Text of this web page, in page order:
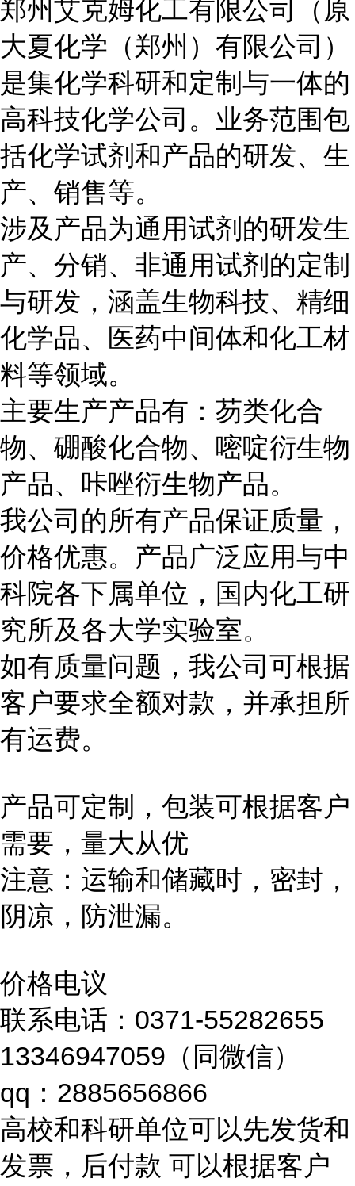
郑州艾克姆化工有限公司（原
大夏化学（郑州）有限公司）
是集化学科研和定制与一体的
高科技化学公司。业务范围包
括化学试剂和产品的研发、生
产、销售等。
涉及产品为通用试剂的研发生
产、分销、非通用试剂的定制
与研发，涵盖生物科技、精细
化学品、医药中间体和化工材
料等领域。
主要生产产品有：芴类化合
物、硼酸化合物、嘧啶衍生物
产品、咔唑衍生物产品。
我公司的所有产品保证质量，
价格优惠。产品广泛应用与中
科院各下属单位，国内化工研
究所及各大学实验室。
如有质量问题，我公司可根据
客户要求全额对款，并承担所
有运费。
产品可定制，包装可根据客户
需要，量大从优
注意：运输和储藏时，密封，
阴凉，防泄漏。
价格电议
联系电话：0371-55282655
13346947059（同微信）
qq：2885656866
高校和科研单位可以先发货和
发票，后付款 可以根据客户